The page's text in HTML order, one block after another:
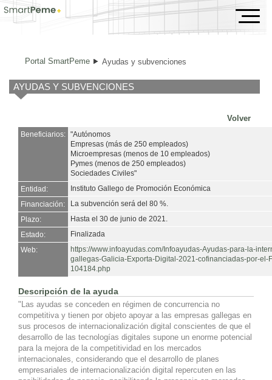
Ayudas y subvenciones
Portal SmartPeme Ayudas y subvenciones
AYUDAS Y SUBVENCIONES
Volver
Beneficiarios: "Autónomos
Empresas (más de 250 empleados)
Microempresas (menos de 10 empleados)
Pymes (menos de 250 empleados)
Sociedades Civiles"
Entidad:
Instituto Gallego de Promoción Económica
Financiación:
La subvención será del 80 %.
Plazo:
Hasta el 30 de junio de 2021.
Estado:
Finalizada
Web:
https://www.infoayudas.com/Infoayudas-Ayudas-para-la-
gallegas-Galicia-Exporta-Digital-2021-cofinanciadas-por-
104184.php
Descripción de la ayuda
"Las ayudas se conceden en régimen de concurrencia no
competitiva y tienen por objeto apoyar a las empresas gallegas en
sus procesos de internacionalización digital conscientes de que el
desarrollo de las tecnologías digitales supone un enorme potencial
para la mejora de la competitividad en los mercados
internacionales, considerando que el desarrollo de planes
empresariales de internacionalización digital repercuten en las